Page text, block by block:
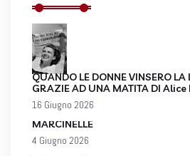
QUANDO LE DONNE VINSERO LA
GRAZIE AD UNA MATITA DI
16 Giugno 2026
MARCINELLE
4 Giugno 2026